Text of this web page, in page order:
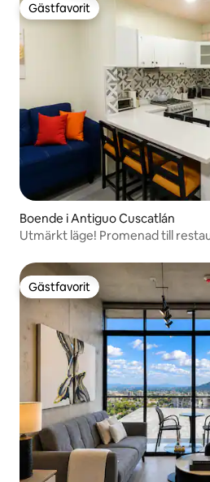
Gästfavorit
Gästfavorit
Boende i Antiguo Cuscatlán
Utmärkt läge! Promenad till
Gästfavorit
Gästfavorit